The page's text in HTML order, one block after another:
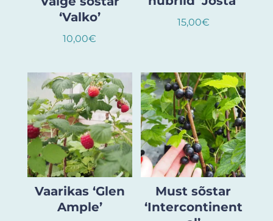
‘Valko’
10,00€
15,00€
Vaarikas ‘Glen
Ample’
Must sõstar
‘Intercontinent